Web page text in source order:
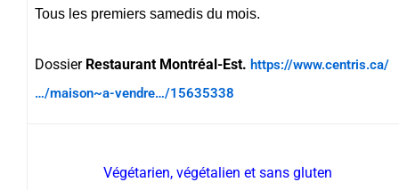
Tous les premiers samedis du mois.
Dossier Restaurant Montréal-Est. https://www.centris.ca/
…/maison~a-vendre…/15635338
Végétarien, végétalien et sans gluten